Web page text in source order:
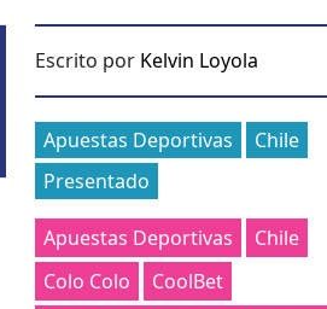
Escrito por Kelvin Loyola
Categories
Apuestas Deportivas
Chile
Presentado
Apuestas Deportivas
Chile
Colo Colo
CoolBet